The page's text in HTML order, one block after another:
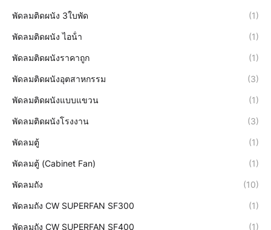
พัดลมติดผนัง 3ใบพัด (1)
พัดลมติดผนัง ไอน้ํา (1)
พัดลมติดผนังราคาถูก (1)
พัดลมติดผนังอุตสาหกรรม (3)
พัดลมติดผนังแบบแขวน (1)
พัดลมติดผนังโรงงาน (3)
พัดลมตู้ (1)
พัดลมตู้ (Cabinet Fan) (1)
พัดลมถัง (10)
พัดลมถัง CW SUPERFAN SF300 (1)
พัดลมถัง CW SUPERFAN SF400 (1)